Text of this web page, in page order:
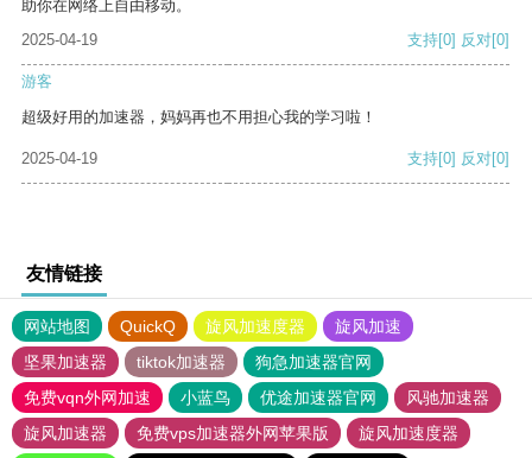
助你在网络上自由移动。
2025-04-19
支持[0] 反对[0]
游客
超级好用的加速器，妈妈再也不用担心我的学习啦！
2025-04-19 支持[0] 反对[0]
友情链接
网站地图 QuickQ 旋风加速度器
旋风加速
坚果加速器
tiktok加速器
狗急加速器官网
免费vqn外网加速
小蓝鸟 优途加速器官网
风驰加速器
旋风加速器
免费vps加速器外网苹果版
旋风加速度器